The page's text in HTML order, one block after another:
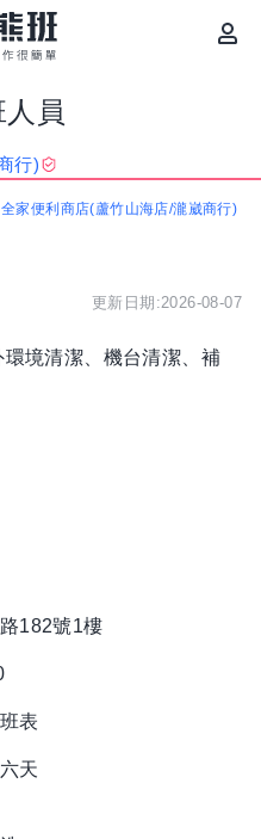
員
行)
全家便利商店(蘆竹山海店/瀧崴商行)
更新日期:2026-08-07
境清潔、機台清潔、補
182號1樓
表
天